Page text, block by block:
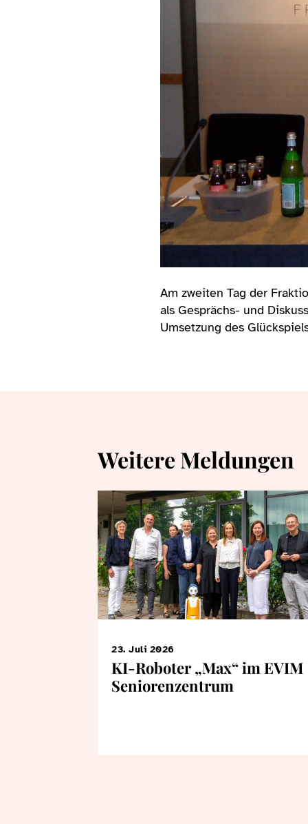
Am zweiten Tag der
als Gesprächs- und
Umsetzung des
Weitere Meldungen
23. Juli 2026
KI-Roboter „Max“ im EVIM
Seniorenzentrum